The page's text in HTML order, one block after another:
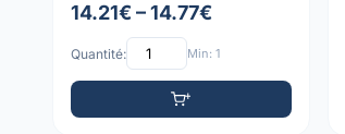
14.21€ – 14.77€
Quantité: Min: 1